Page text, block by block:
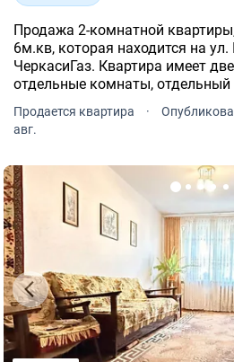
Продажа 2-комнатной
6м.кв, которая находится на
ЧеркасиГаз. Квартира имеет две просторные
отдельные комнаты, отдельный
комод, кухонная стенка и т. д.
Продается квартира ·
авг.